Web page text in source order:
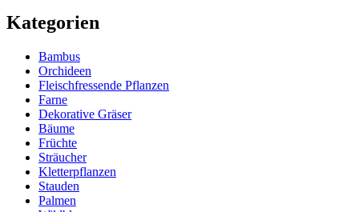
Kategorien
Bambus
Orchideen
Fleischfressende Pflanzen
Farne
Dekorative Gräser
Bäume
Früchte
Sträucher
Kletterpflanzen
Stauden
Palmen